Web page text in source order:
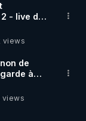
- live du
views
de
à
views